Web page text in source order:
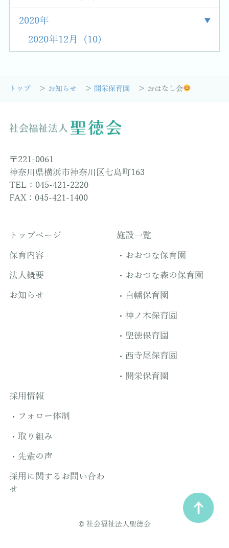
2020年
2020年12月 (10)
トップ お知らせ 開栄保育園 おはなし会
〒221-0061
神奈川県横浜市神奈川区七島町163
TEL：045-421-2220
FAX：045-421-1400
トップページ
保育内容
法人概要
お知らせ
施設一覧
おおつな保育園
おおつな森の保育園
白幡保育園
神ノ木保育園
聖徳保育園
西寺尾保育園
開栄保育園
採用情報
フォロー体制
取り組み
先輩の声
採用に関するお問い合わ
せ
© 社会福祉法人聖徳会